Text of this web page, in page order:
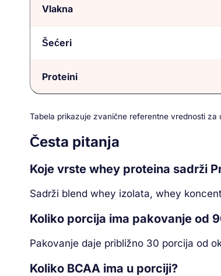
Vlakna
Šećeri
Proteini
Tabela prikazuje zvanične referentne vrednosti
Česta pitanja
Koje vrste whey proteina sadrži
Sadrži blend whey izolata, whey
Koliko porcija ima pakovanje od
Pakovanje daje približno 30 porcija od
Koliko BCAA ima u porciji?